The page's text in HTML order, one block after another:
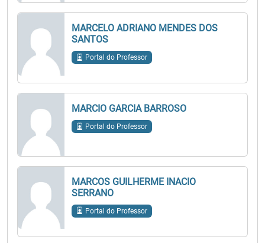
MARCELO ADRIANO MENDES DOS
SANTOS
Portal do Professor
MARCIO GARCIA BARROSO
Portal do Professor
MARCOS GUILHERME INACIO
SERRANO
Portal do Professor